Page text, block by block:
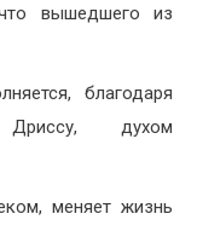
что вышедшего из
благодаря
Дриссу, духом
меняет жизнь